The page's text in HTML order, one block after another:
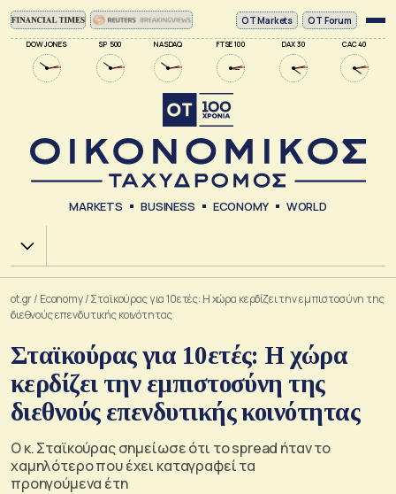
DOW JONES SP 500 NASDAQ FTSE 100 DAX 30 CAC 40
ΟΤ Markets OT Forum
MARKETS BUSINESS ECONOMY WORLD
Χ.Α.
ot.gr/ Economy/Σταϊκούρας για 10ετές: Η χώρα κερδίζει την εμπιστοσύνη της
διεθνούς επενδυτικής κοινότητας
Σταϊκούρας για 10ετές: Η χώρα
κερδίζει την εμπιστοσύνη της
διεθνούς επενδυτικής κοινότητας
Ο κ. Σταϊκούρας σημείωσε ότι το spread ήταν το
χαμηλότερο που έχει καταγραφεί τα
προηγούμενα έτη